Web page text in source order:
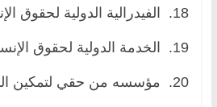
18. الفيدرالية الدولية لحقوق الإنسان
19. الخدمة الدولية لحقوق الإنسان
20. مؤسسه من حقي لتمكين المرأة سياسيًا